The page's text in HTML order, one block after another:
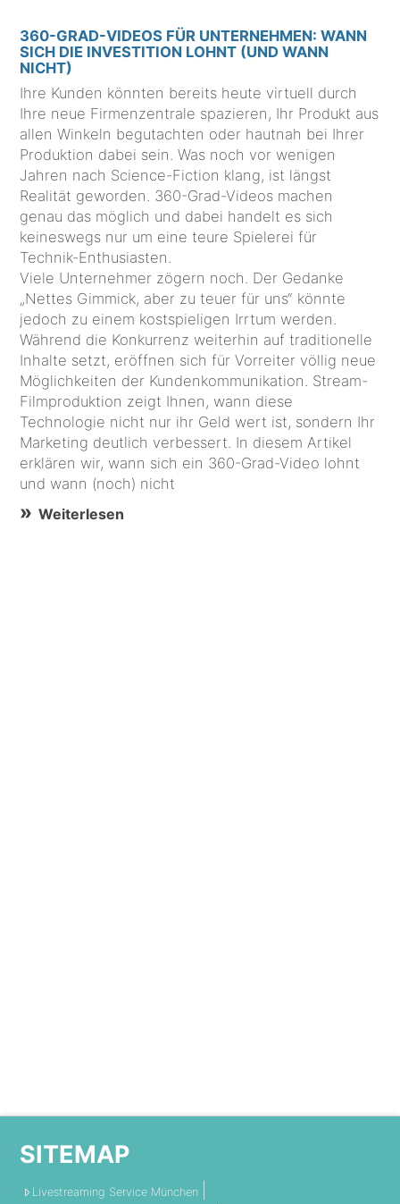
360-GRAD-VIDEOS FÜR UNTERNEHMEN: WANN
SICH DIE INVESTITION LOHNT (UND WANN
NICHT)
Ihre Kunden könnten bereits heute virtuell durch
Ihre neue Firmenzentrale spazieren, Ihr Produkt aus
allen Winkeln begutachten oder hautnah bei Ihrer
Produktion dabei sein. Was noch vor wenigen
Jahren nach Science-Fiction klang, ist längst
Realität geworden. 360-Grad-Videos machen
genau das möglich und dabei handelt es sich
keineswegs nur um eine teure Spielerei für
Technik-Enthusiasten.
Viele Unternehmer zögern noch. Der Gedanke
„Nettes Gimmick, aber zu teuer für uns“ könnte
jedoch zu einem kostspieligen Irrtum werden.
Während die Konkurrenz weiterhin auf traditionelle
Inhalte setzt, eröffnen sich für Vorreiter völlig neue
Möglichkeiten der Kundenkommunikation. Stream-
Filmproduktion zeigt Ihnen, wann diese
Technologie nicht nur ihr Geld wert ist, sondern Ihr
Marketing deutlich verbessert. In diesem Artikel
erklären wir, wann sich ein 360-Grad-Video lohnt
und wann (noch) nicht
Weiterlesen
SITEMAP
Livestreaming Service München